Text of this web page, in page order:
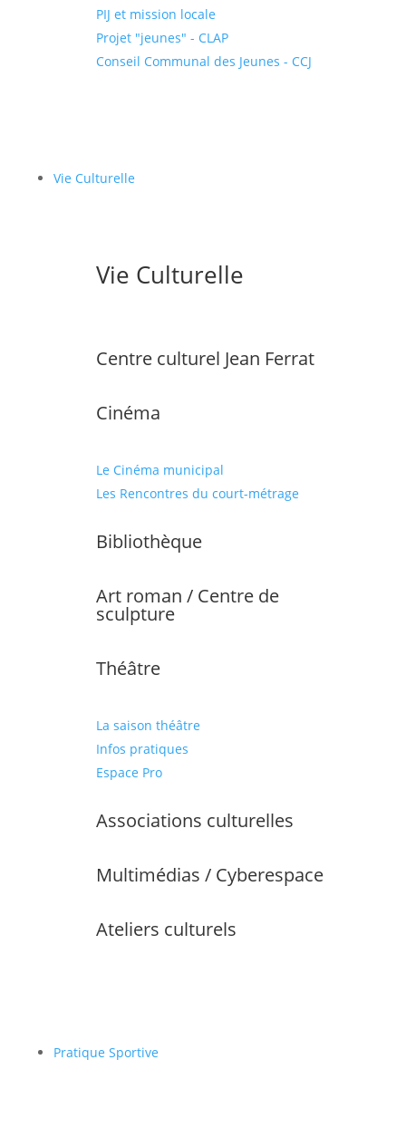
PIJ et mission locale
Projet "jeunes" - CLAP
Conseil Communal des Jeunes - CCJ
Vie Culturelle
Vie Culturelle
Centre culturel Jean Ferrat
Cinéma
Le Cinéma municipal
Les Rencontres du court-métrage
Bibliothèque
Art roman / Centre de
sculpture
Théâtre
La saison théâtre
Infos pratiques
Espace Pro
Associations culturelles
Multimédias / Cyberespace
Ateliers culturels
Pratique Sportive